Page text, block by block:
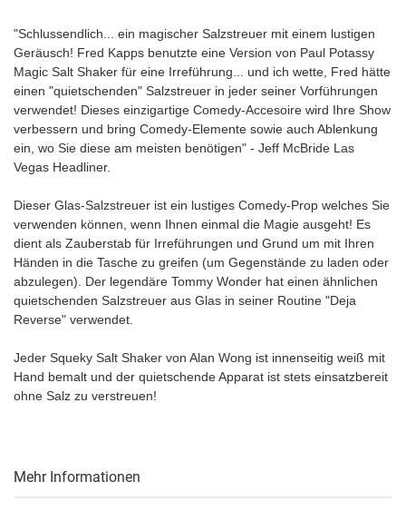
"Schlussendlich... ein magischer Salzstreuer mit einem lustigen
Geräusch! Fred Kapps benutzte eine Version von Paul Potassy
Magic Salt Shaker für eine Irreführung... und ich wette, Fred hätte
einen "quietschenden" Salzstreuer in jeder seiner Vorführungen
verwendet! Dieses einzigartige Comedy-Accesoire wird Ihre Show
verbessern und bring Comedy-Elemente sowie auch Ablenkung
ein, wo Sie diese am meisten benötigen" - Jeff McBride Las
Vegas Headliner.
Dieser Glas-Salzstreuer ist ein lustiges Comedy-Prop welches Sie
verwenden können, wenn Ihnen einmal die Magie ausgeht! Es
dient als Zauberstab für Irreführungen und Grund um mit Ihren
Händen in die Tasche zu greifen (um Gegenstände zu laden oder
abzulegen). Der legendäre Tommy Wonder hat einen ähnlichen
quietschenden Salzstreuer aus Glas in seiner Routine "Deja
Reverse" verwendet.
Jeder Squeky Salt Shaker von Alan Wong ist innenseitig weiß mit
Hand bemalt und der quietschende Apparat ist stets einsatzbereit
ohne Salz zu verstreuen!
Mehr Informationen